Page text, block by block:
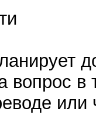
вопрос
или